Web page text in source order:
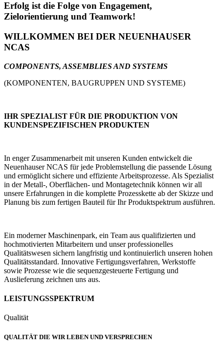
Erfolg ist die Folge von Engagement,
Zielorientierung und Teamwork!
WILLKOMMEN BEI DER NEUENHAUSER
NCAS
COMPONENTS, ASSEMBLIES AND SYSTEMS
(KOMPONENTEN, BAUGRUPPEN UND SYSTEME)
IHR SPEZIALIST FÜR DIE PRODUKTION VON
KUNDENSPEZIFISCHEN PRODUKTEN
In enger Zusammenarbeit mit unseren Kunden entwickelt die
Neuenhauser NCAS für jede Problemstellung die passende Lösung
und ermöglicht sichere und effiziente Arbeitsprozesse. Als Spezialist
in der Metall-, Oberflächen- und Montagetechnik können wir all
unsere Erfahrungen in die komplette Prozesskette ab der Skizze und
Planung bis zum fertigen Bauteil für Ihr Produktspektrum ausführen.
Ein moderner Maschinenpark, ein Team aus qualifizierten und
hochmotivierten Mitarbeitern und unser professionelles
Qualitätswesen sichern langfristig und kontinuierlich unseren hohen
Qualitätsstandard. Innovative Fertigungsverfahren, Werkstoffe
sowie Prozesse wie die sequenzgesteuerte Fertigung und
Auslieferung zeichnen uns aus.
LEISTUNGSSPEKTRUM
Qualität
QUALITÄT DIE WIR LEBEN UND VERSPRECHEN